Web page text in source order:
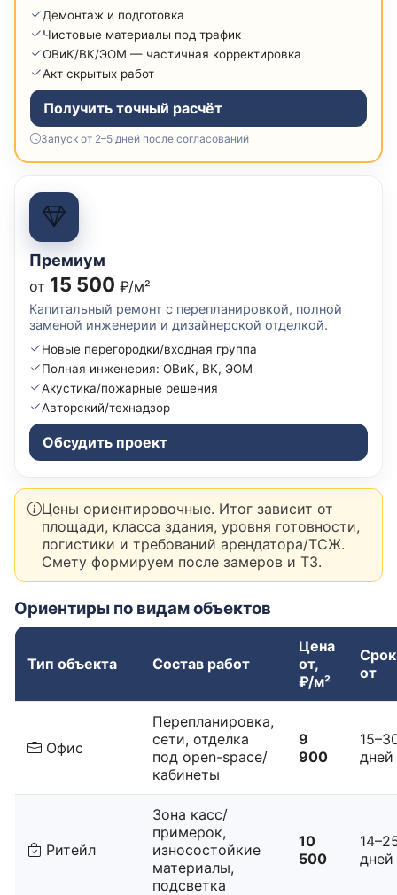
Демонтаж и подготовка
Чистовые материалы под трафик
ОВиК/ВК/ЭОМ — частичная корректировка
Акт скрытых работ
Получить точный расчёт
Запуск от 2–5 дней после согласований
Премиум
от 15 500 ₽/м²
Капитальный ремонт с перепланировкой, полной
заменой инженерии и дизайнерской отделкой.
Новые перегородки/входная группа
Полная инженерия: ОВиК, ВК, ЭОМ
Акустика/пожарные решения
Авторский/технадзор
Обсудить проект
Цены ориентировочные. Итог зависит от
площади, класса здания, уровня готовности,
логистики и требований арендатора/ТСЖ.
Смету формируем после замеров и ТЗ.
Ориентиры по видам объектов
Тип объекта Состав работ
Цена
от,
₽/м²
от
Офис
Перепланировка,
сети, отделка
под open-space/
кабинеты
9
900
дней
Ритейл
Зона касс/
примерок,
износостойкие
материалы,
подсветка
10
500
дней